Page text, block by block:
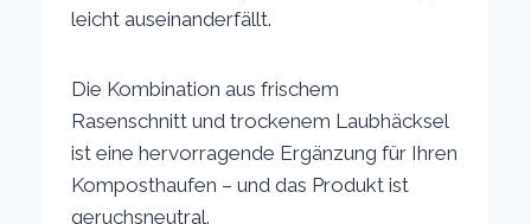
leicht auseinanderfällt.
Die Kombination aus frischem
Rasenschnitt und trockenem Laubhäcksel
ist eine hervorragende Ergänzung für Ihren
Komposthaufen – und das Produkt ist
geruchsneutral.